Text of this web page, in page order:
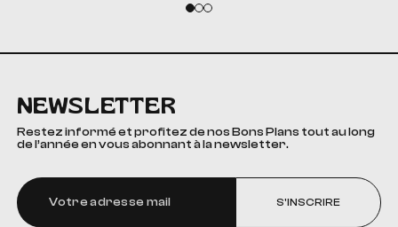
NEWSLETTER
Restez informé et profitez de nos Bons Plans tout au long
de l’année en vous abonnant à la newsletter.
S'INSCRIRE